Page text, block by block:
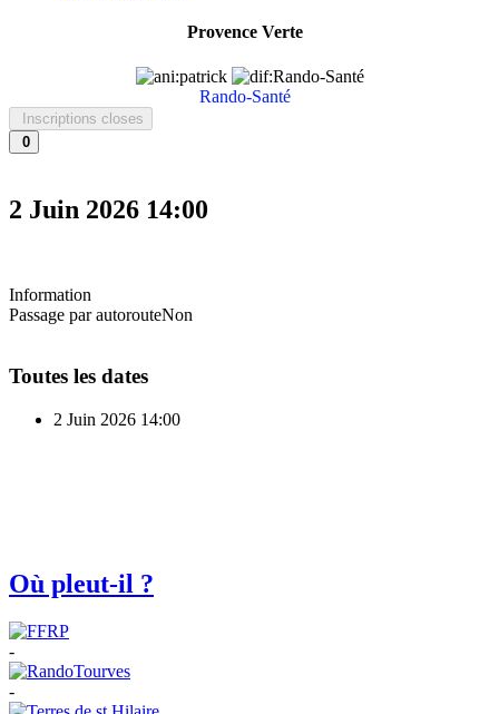
Provence Verte
Rando-Santé
Inscriptions closes
0
2 Juin 2026 14:00
Information
Passage par autorouteNon
Toutes les dates
2 Juin 2026 14:00
Où pleut-il ?
-
-